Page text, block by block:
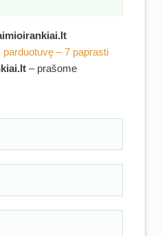
parduotuvę – 7 paprasti
– prašome